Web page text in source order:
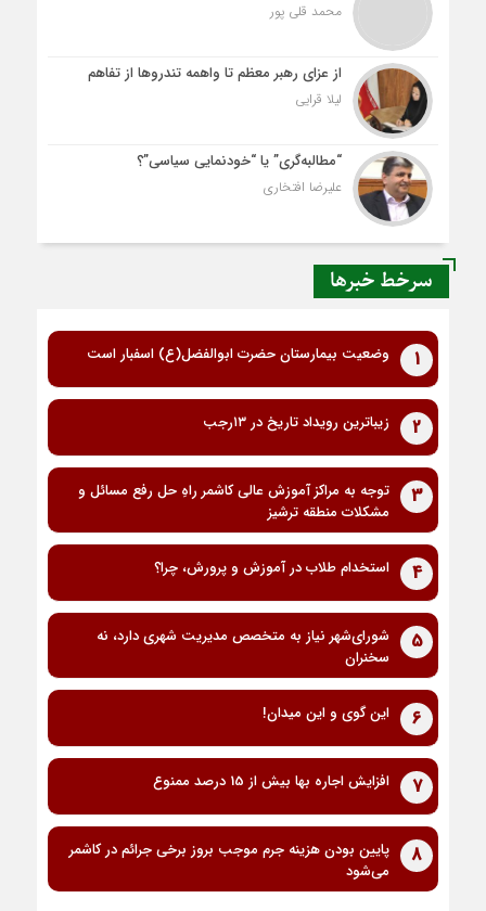
محمد قلی پور
از عزای رهبر معظم تا واهمه تندروها از تفاهم
لیلا قرایی
“مطالبه‌گری” یا “خودنمایی سیاسی”؟
علیرضا افتخاری
سرخط خبرها
1 وضعیت بیمارستان حضرت ابوالفضل(ع) اسفبار است
2 زیباترین رویداد تاریخ در ۱۳رجب
3
توجه به مراکز آموزش عالی کاشمر راهِ حل رفع مسائل و
مشکلات منطقه ترشیز
4 استخدام طلاب در آموزش و پرورش، چرا؟
5
شورای‌شهر نیاز به متخصص مدیریت شهری دارد، نه
سخنران
6 این گوی و این میدان!
7 افزایش اجاره بها بیش از 15 درصد ممنوع
8
پایین بودن هزینه جرم موجب بروز برخی جرائم در کاشمر
می‌شود